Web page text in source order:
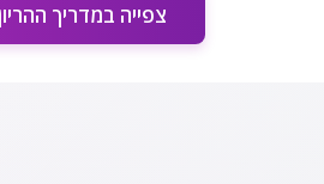
צפייה במדריך